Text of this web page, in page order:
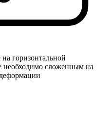
горизонтальной
необходимо сложенным на